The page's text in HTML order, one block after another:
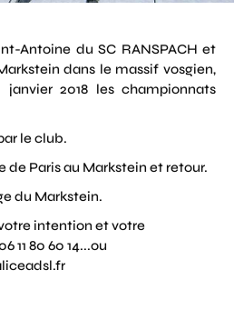
Antoine du SC RANSPACH et
dans le massif vosgien,
2018 les championnats
le club.
de Paris au Markstein et retour.
du Markstein.
intention et votre
11 80 60 14...ou